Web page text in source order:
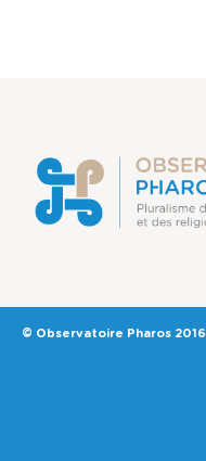
© Observatoire Pharos 2016